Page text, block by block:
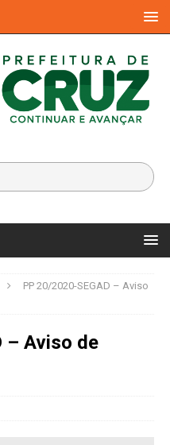
PP 20/2020-SEGAD – Aviso
– Aviso de